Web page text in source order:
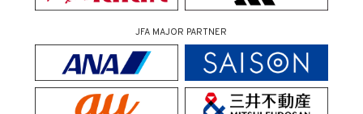
JFA MAJOR PARTNER